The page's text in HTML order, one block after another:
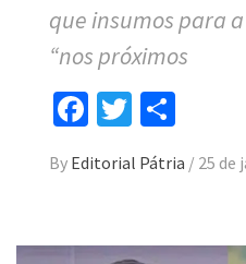
que insumos para
“nos próximos
Facebook
Twitter
By Editorial Pátria / 25 de